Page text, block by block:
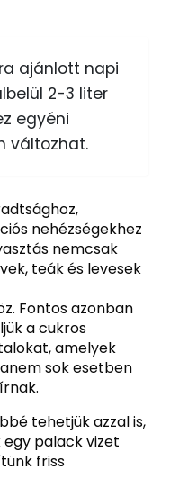
ajánlott napi
2-3 liter
egyéni
változhat.
nehézségekhez
nemcsak
teák és levesek
Fontos azonban
a cukros
amelyek
sok esetben
tehetjük azzal is,
palack vizet
friss